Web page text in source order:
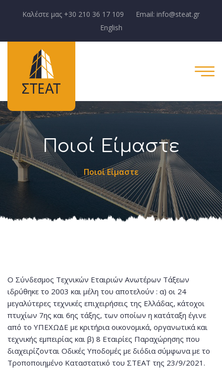
Καλέστε μας +30 210 36 17 109
Email: info@steat.gr
English
Ποιοί Είμαστε
Ποιοί Είμαστε
Ο Σύνδεσμος Τεχνικών Εταιριών Ανωτέρων Τάξεων
ιδρύθηκε το 2003 και μέλη του αποτελούν : α) οι 24
μεγαλύτερες τεχνικές επιχειρήσεις της Ελλάδας, κάτοχοι
πτυχίων 7ης και 6ης τάξης, των οποίων η κατάταξη έγινε
από το ΥΠΕΧΩΔΕ με κριτήρια οικονομικά, οργανωτικά και
τεχνικής εμπειρίας και β) 8 Εταιρίες Παραχώρησης που
διαχειρίζονται Οδικές Υποδομές με διόδια σύμφωνα με το
Τροποποιημένο Καταστατικό του ΣΤΕΑΤ της 23/9/2021.